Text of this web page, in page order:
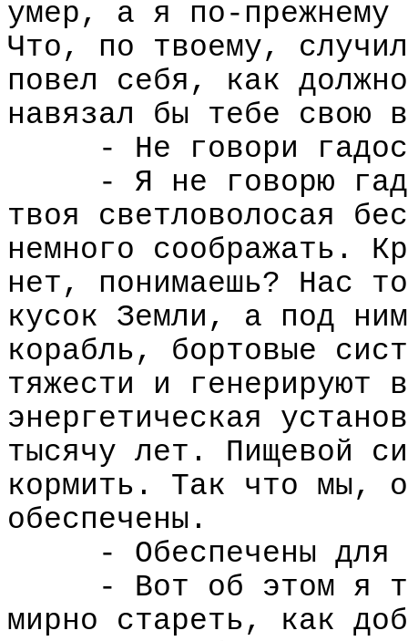
умер, а я по-
Что, по твоему,
повел себя, как
навязал бы тебе свою
- Не говори
- Я не говорю
твоя светловолосая
немного соображать.
нет, понимаешь? Нас
кусок Земли, а под
корабль, бортовые
тяжести и генерируют
энергетическая
тысячу лет. Пищевой
кормить. Так что мы,
обеспечены.
- Обеспечены для
- Вот об этом я
мирно стареть, как